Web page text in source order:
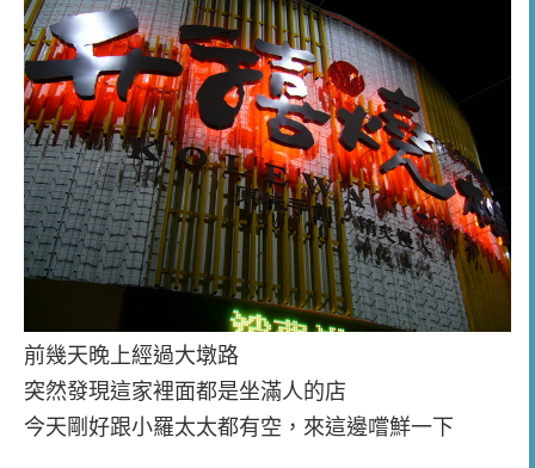
前幾天晚上經過大墩路
突然發現這家裡面都是坐滿人的店
今天剛好跟小羅太太都有空，來這邊嚐鮮一下